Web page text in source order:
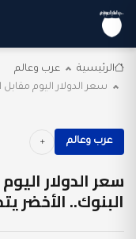
الرئيسية
عرب وعالم
سعر الدولار اليوم
عرب وعالم
سعر الدولار
البنوك.. الأخضر يتجاوز